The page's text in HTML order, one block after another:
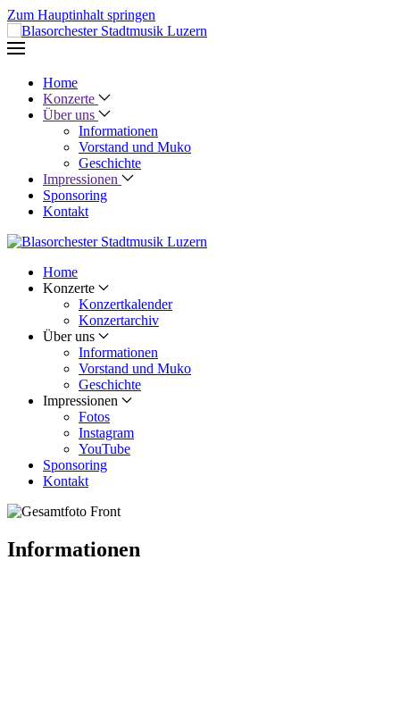
Zum Hauptinhalt springen
Home
Konzerte
Über uns
Informationen
Vorstand und Muko
Geschichte
Impressionen
Sponsoring
Kontakt
Home
Konzerte
Konzertkalender
Konzertarchiv
Über uns
Informationen
Vorstand und Muko
Geschichte
Impressionen
Fotos
Instagram
YouTube
Sponsoring
Kontakt
Informationen